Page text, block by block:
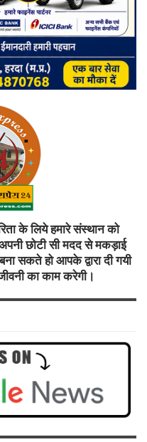
के लिये हमारे संस्थान को
छोटी सी मदद से मकड़ाई
सकते हो आपके द्वारा दी गयी
का काम करेगी।